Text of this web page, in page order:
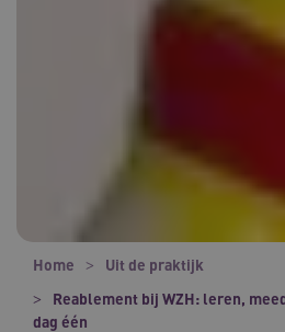
Home
Uit de praktijk
Reablement bij WZH: leren,
dag één